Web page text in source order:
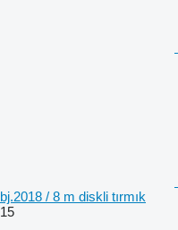
bj.2018 / 8 m diskli tırmık
15